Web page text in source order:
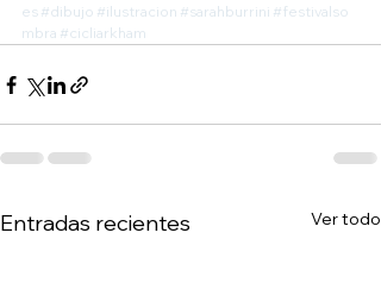
es #dibujo #ilustracion #sarahburrini #festivalso
mbra #cicliarkham
Entradas recientes Ver todo